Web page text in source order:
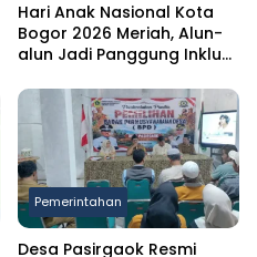
Hari Anak Nasional Kota
Bogor 2026 Meriah, Alun-
alun Jadi Panggung Inklusi
Pemerintahan
Desa Pasirgaok Resmi